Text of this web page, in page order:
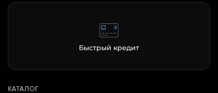
Быстрый кредит
КАТАЛОГ